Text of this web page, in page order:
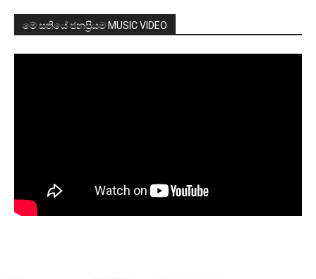
මේ සතියේ ජනප්‍රියම MUSIC VIDEO